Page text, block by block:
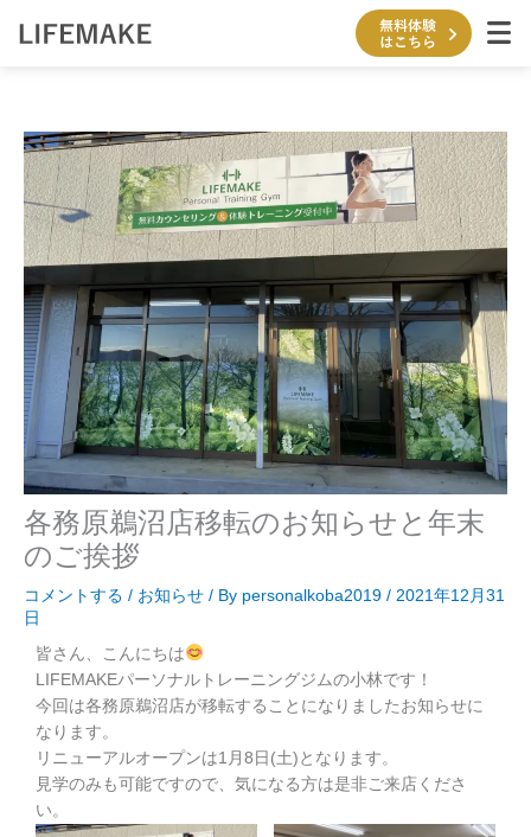
各務原鵜沼店移転のお知らせと年末
のご挨拶
コメントする / お知らせ / By personalkoba2019 / 2021年12月31
日
皆さん、こんにちは
LIFEMAKEパーソナルトレーニングジムの小林です！
今回は各務原鵜沼店が移転することになりましたお知らせに
なります。
リニューアルオープンは1月8日(土)となります。
見学のみも可能ですので、気になる方は是非ご来店くださ
い。